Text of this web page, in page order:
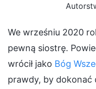
We wrześniu 2020
pewną siostrę.
wrócił jako Bóg
prawdy, by dokonać